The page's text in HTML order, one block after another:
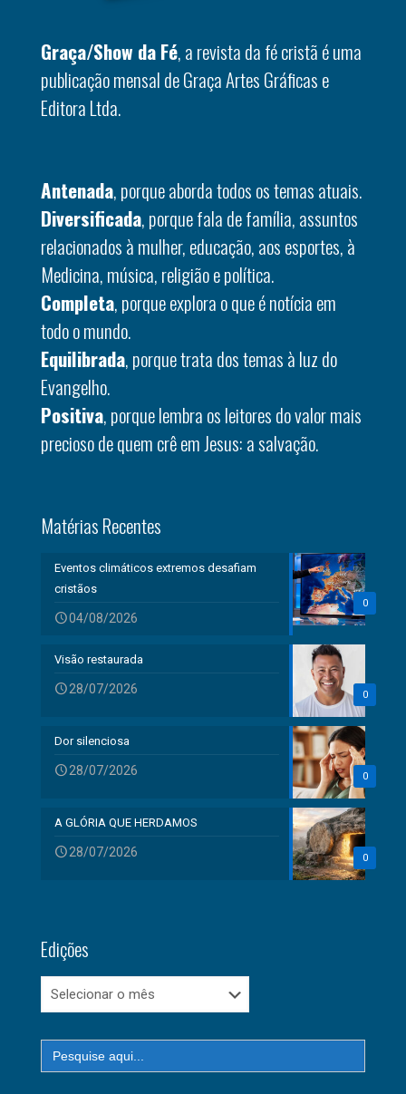
Graça/Show da Fé, a revista da fé cristã é uma
publicação mensal de Graça Artes Gráficas e
Editora Ltda.
Antenada, porque aborda todos os temas atuais.
Diversificada, porque fala de família, assuntos
relacionados à mulher, educação, aos esportes, à
Medicina, música, religião e política.
Completa, porque explora o que é notícia em
todo o mundo.
Equilibrada, porque trata dos temas à luz do
Evangelho.
Positiva, porque lembra os leitores do valor mais
precioso de quem crê em Jesus: a salvação.
Matérias Recentes
0
Eventos climáticos extremos desafiam
cristãos
04/08/2026
0
Visão restaurada
28/07/2026
0
Dor silenciosa
28/07/2026
0
A GLÓRIA QUE HERDAMOS
28/07/2026
Edições
Edições
Search
for: